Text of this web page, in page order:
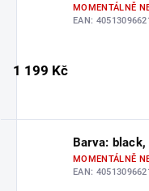
MOMENTÁLNĚ
EAN:
1 199 Kč
Barva:
MOMENTÁLNĚ
EAN: